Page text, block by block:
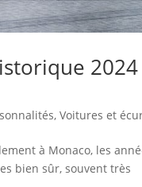
2024
,Voitures et
à Monaco, les
bien sûr, souvent très